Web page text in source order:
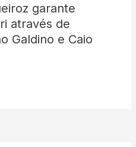
garante
através de
Galdino e Caio